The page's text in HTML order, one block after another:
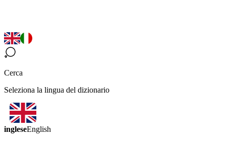
Cerca
Seleziona la lingua del dizionario
ingleseEnglish